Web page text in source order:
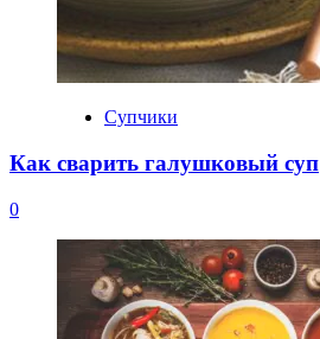
Супчики
Как сварить галушковый суп
0